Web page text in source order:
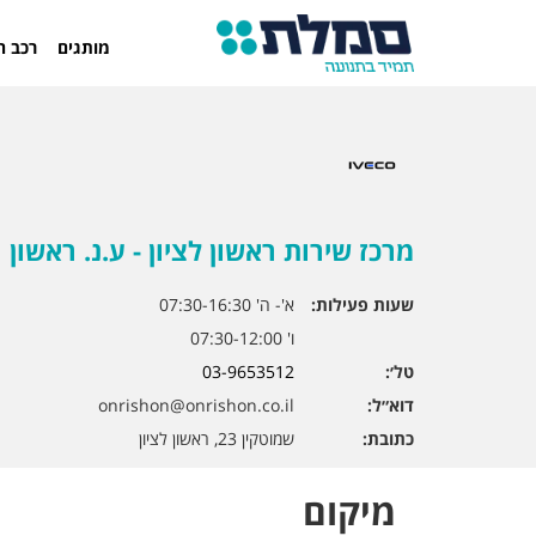
מותגים רכב
מרכז שירות ראשון לציון - ע.נ. ראשון
שעות פעילות:
א'- ה' 07:30-16:30
ו' 07:30-12:00
טל׳:
03-9653512
דוא״ל:
onrishon@onrishon.co.il
כתובת:
שמוטקין 23, ראשון לציון
מיקום